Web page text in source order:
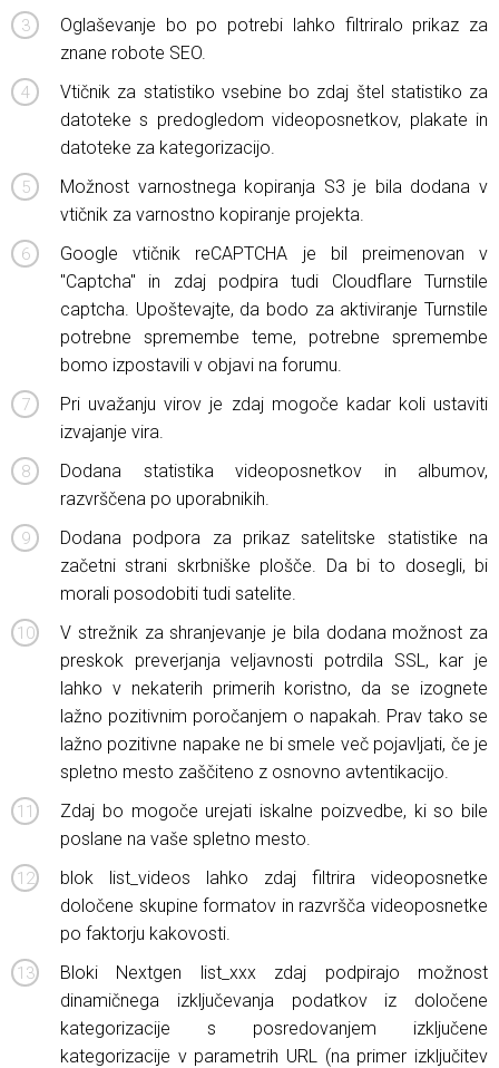
Oglaševanje bo po potrebi lahko filtriralo prikaz za
znane robote SEO.
Vtičnik za statistiko vsebine bo zdaj štel statistiko za
datoteke s predogledom videoposnetkov, plakate in
datoteke za kategorizacijo.
Možnost varnostnega kopiranja S3 je bila dodana v
vtičnik za varnostno kopiranje projekta.
Google vtičnik reCAPTCHA je bil preimenovan v
"Captcha" in zdaj podpira tudi Cloudflare Turnstile
captcha. Upoštevajte, da bodo za aktiviranje Turnstile
potrebne spremembe teme, potrebne spremembe
bomo izpostavili v objavi na forumu.
Pri uvažanju virov je zdaj mogoče kadar koli ustaviti
izvajanje vira.
Dodana statistika videoposnetkov in albumov,
razvrščena po uporabnikih.
Dodana podpora za prikaz satelitske statistike na
začetni strani skrbniške plošče. Da bi to dosegli, bi
morali posodobiti tudi satelite.
V strežnik za shranjevanje je bila dodana možnost za
preskok preverjanja veljavnosti potrdila SSL, kar je
lahko v nekaterih primerih koristno, da se izognete
lažno pozitivnim poročanjem o napakah. Prav tako se
lažno pozitivne napake ne bi smele več pojavljati, če je
spletno mesto zaščiteno z osnovno avtentikacijo.
Zdaj bo mogoče urejati iskalne poizvedbe, ki so bile
poslane na vaše spletno mesto.
blok list_videos lahko zdaj filtrira videoposnetke
določene skupine formatov in razvršča videoposnetke
po faktorju kakovosti.
Bloki Nextgen list_xxx zdaj podpirajo možnost
dinamičnega izključevanja podatkov iz določene
kategorizacije s posredovanjem izključene
kategorizacije v parametrih URL (na primer izključitev